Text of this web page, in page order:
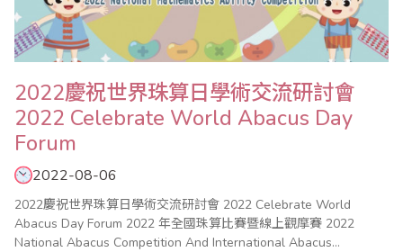
2022慶祝世界珠算日學術交流研討會
2022 Celebrate World Abacus Day
Forum
2022-08-06
2022慶祝世界珠算日學術交流研討會 2022 Celebrate World
Abacus Day Forum 2022 年全國珠算比賽暨線上觀摩賽 2022
National Abacus Competition And International Abacus